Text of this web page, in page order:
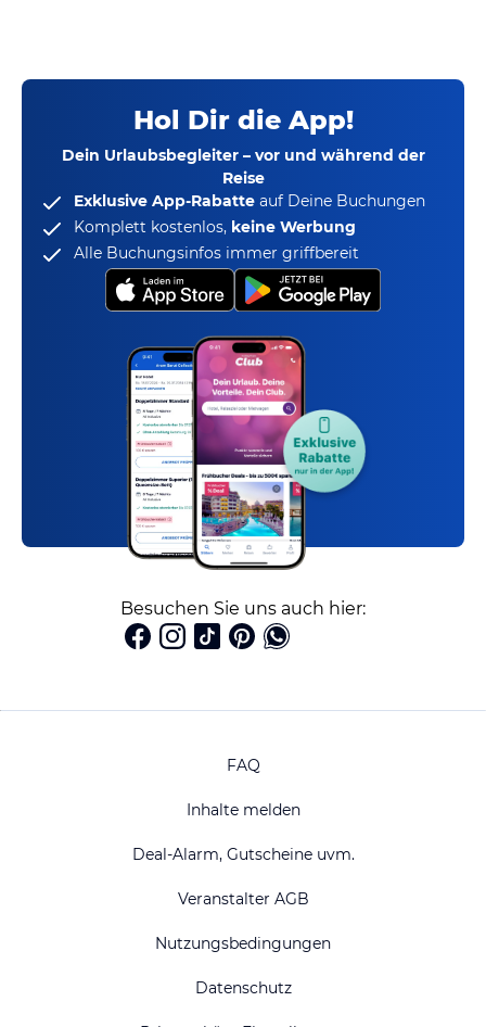
Hol Dir die App!
Dein Urlaubsbegleiter – vor und während der
Reise
Exklusive App-Rabatte auf Deine Buchungen
Komplett kostenlos, keine Werbung
Alle Buchungsinfos immer griffbereit
Besuchen Sie uns auch hier:
FAQ
Inhalte melden
Deal-Alarm, Gutscheine uvm.
Veranstalter AGB
Nutzungsbedingungen
Datenschutz